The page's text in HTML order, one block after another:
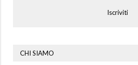
Iscriviti
CHI SIAMO